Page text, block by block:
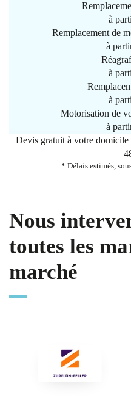
à
Remplacement de
à
à
à
Motorisation de
à
Devis gratuit à votre
* Délais estimés,
Nous
toutes les
marché